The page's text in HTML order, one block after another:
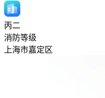
丙二
消防等级
上海市嘉定区